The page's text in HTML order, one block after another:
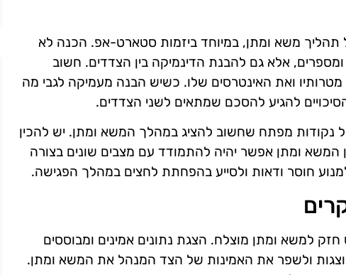
תהליך משא ומתן, במיוחד ביזמות סטארט-אפ. הכנה לא
ומספרים, אלא גם להבנת הדינמיקה בין הצדדים. חשוב
ואת האינטרסים שלו. כשיש הבנה מעמיקה לגבי מה
להגיע להסכם שמתאים לשני הצדדים.
נקודות מפתח שחשוב להציג במהלך המשא ומתן. יש להכין
המשא ומתן אפשר יהיה להתמודד עם מצבים שונים בצורה
חוסר ודאות ולסייע בהפחתת לחצים במהלך הפגישה.
למשא ומתן מוצלח. הצגת נתונים אמינים ומבוססים
ולשפר את האמינות של הצד המנהל את המשא ומתן.